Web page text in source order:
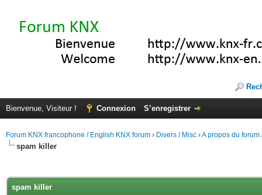
Bienvenue, Visiteur ! Connexion S’enregistrer
Forum KNX francophone / English KNX forum › Divers / Misc ›A propos du forum
spam killer
spam killer